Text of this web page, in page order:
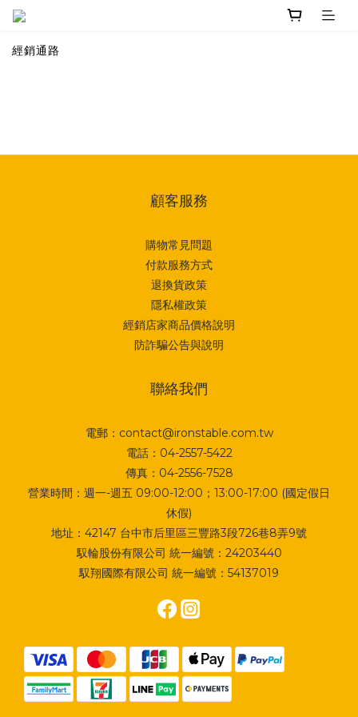
經銷通路
顧客服務
購物常見問題
付款服務方式
退換貨政策
隱私權政策
經銷店家商品價格說明
防詐騙公告與說明
聯絡我們
電郵：contact@ironstable.com.tw
電話：04-2557-5422
傳真：04-2556-7528
營業時間：週一-週五 09:00-12:00；13:00-17:00 (國定假日
休假)
地址： 42147 台中市后里區三豐路3段726巷8弄9號
馭輪股份有限公司 統一編號：24203440
馭翔國際有限公司 統一編號：54137019